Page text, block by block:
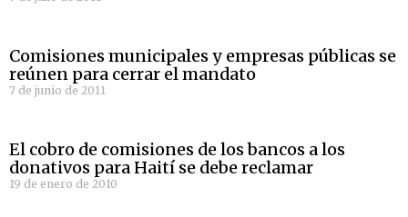
Comisiones municipales y empresas públicas se
reúnen para cerrar el mandato
7 de junio de 2011
El cobro de comisiones de los bancos a los
donativos para Haití se debe reclamar
19 de enero de 2010